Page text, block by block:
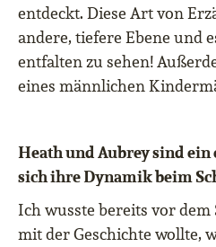
entdeckt. Diese Art von
andere, tiefere Ebene und
entfalten zu sehen!
eines männlichen
Heath und Aubrey sind ein
sich ihre Dynamik beim
Ich wusste bereits vor
mit der Geschichte wollte,